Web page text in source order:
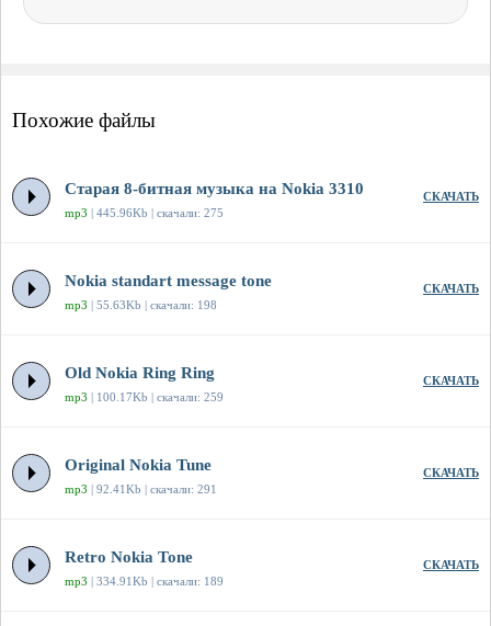
Похожие файлы
Старая 8-битная музыка на Nokia 3310
mp3 | 445.96Kb | скачали: 275
СКАЧАТЬ
Nokia standart message tone
mp3 | 55.63Kb | скачали: 198
СКАЧАТЬ
Old Nokia Ring Ring
mp3 | 100.17Kb | скачали: 259
СКАЧАТЬ
Original Nokia Tune
mp3 | 92.41Kb | скачали: 291
СКАЧАТЬ
Retro Nokia Tone
mp3 | 334.91Kb | скачали: 189
СКАЧАТЬ